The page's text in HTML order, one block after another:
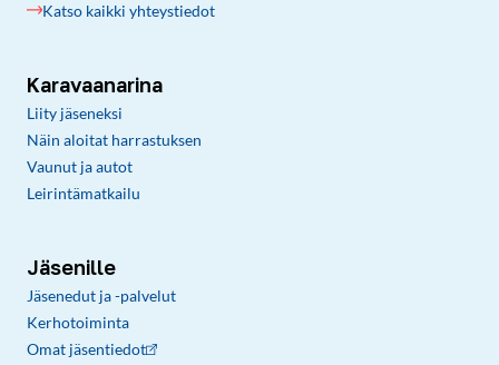
Katso kaikki yhteystiedot
Karavaanarina
Liity jäseneksi
Näin aloitat harrastuksen
Vaunut ja autot
Leirintämatkailu
Jäsenille
Jäsenedut ja -palvelut
Kerhotoiminta
Omat jäsentiedot